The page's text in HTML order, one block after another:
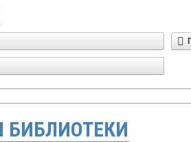
БИБЛИОТЕКИ